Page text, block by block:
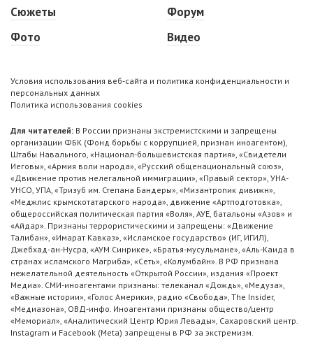
Сюжеты
Фото
Форум
Видео
Условия использования веб-сайта и политика конфиденциальности и
персональных данных
Политика использования cookies
Для читателей: В России признаны экстремистскими и запрещены
организации ФБК (Фонд борьбы с коррупцией, признан иноагентом),
Штабы Навального, «Национал-большевистская партия», «Свидетели
Иеговы», «Армия воли народа», «Русский общенациональный союз»,
«Движение против нелегальной иммиграции», «Правый сектор», УНА-
УНСО, УПА, «Тризуб им. Степана Бандеры», «Мизантропик дивижн»,
«Меджлис крымскотатарского народа», движение «Артподготовка»,
общероссийская политическая партия «Воля», АУЕ, батальоны «Азов» и
«Айдар». Признаны террористическими и запрещены: «Движение
Талибан», «Имарат Кавказ», «Исламское государство» (ИГ, ИГИЛ),
Джебхад-ан-Нусра, «АУМ Синрике», «Братья-мусульмане», «Аль-Каида в
странах исламского Магриба», «Сеть», «Колумбайн». В РФ признана
нежелательной деятельность «Открытой России», издания «Проект
Медиа». СМИ-иноагентами признаны: телеканал «Дождь», «Медуза»,
«Важные истории», «Голос Америки», радио «Свобода», The Insider,
«Медиазона», ОВД-инфо. Иноагентами признаны общество/центр
«Мемориал», «Аналитический Центр Юрия Левады», Сахаровский центр.
Instagram и Facebook (Metа) запрещены в РФ за экстремизм.